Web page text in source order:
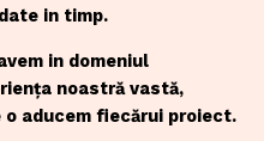
in timp.
in domeniul
noastră vastă,
aducem fiecărui proiect.